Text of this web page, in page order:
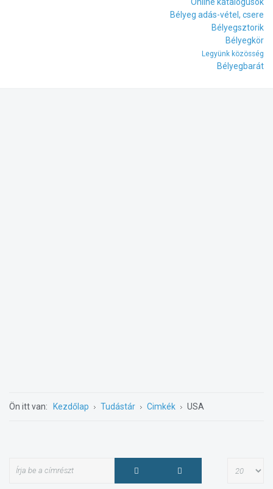
Bélyeg adás-vétel, csere
Bélyegsztorik
Bélyegkör
Legyünk közösség
Bélyegbarát
Ön itt van: Kezdőlap Tudástár Cimkék USA